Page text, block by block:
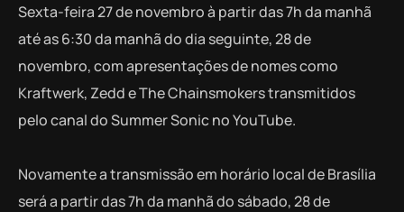
Sexta-feira 27 de novembro à partir das 7h da manhã
até as 6:30 da manhã do dia seguinte, 28 de
novembro, com apresentações de nomes como
Kraftwerk, Zedd e The Chainsmokers transmitidos
pelo canal do Summer Sonic no YouTube.
Novamente a transmissão em horário local de Brasília
será a partir das 7h da manhã do sábado, 28 de